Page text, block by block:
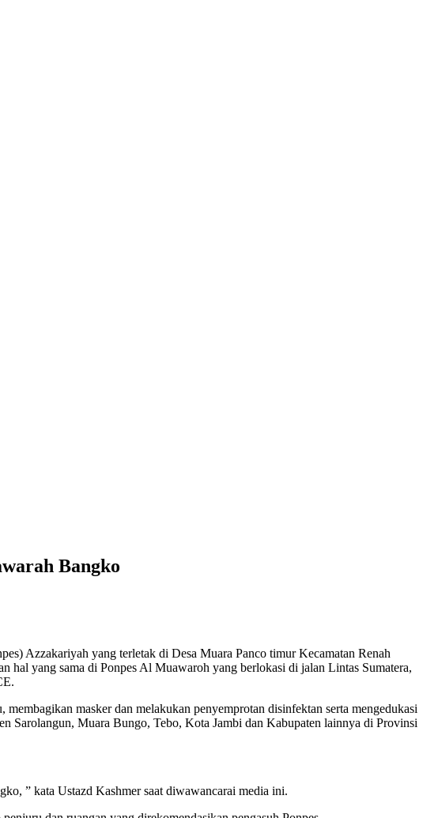
Bangko
Azzakariyah yang terletak di Desa Muara Panco timur Kecamatan Renah
yang sama di Ponpes Al Muawaroh yang berlokasi di jalan Lintas Sumatera,
masker dan melakukan penyemprotan disinfektan serta mengedukasi
Sarolangun, Muara Bungo, Tebo, Kota Jambi dan Kabupaten lainnya di Provinsi
” kata Ustazd Kashmer saat diwawancarai media ini.